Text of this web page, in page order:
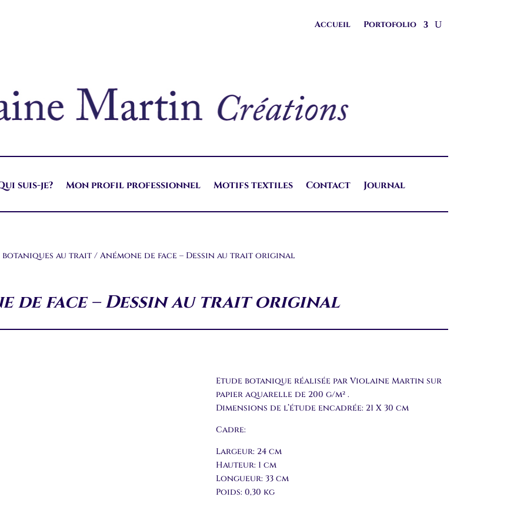
Accueil Portofolio
suis-je? Mon profil professionnel Motifs textiles Contact Journal
botaniques au trait / Anémone de face – Dessin au trait original
de face – Dessin au trait original
Etude botanique réalisée par Violaine Martin sur
papier aquarelle de 200 g/m² .
Dimensions de l’étude encadrée: 21 X 30 cm
Cadre:
Largeur: 24 cm
Hauteur: 1 cm
Longueur: 33 cm
Poids: 0,30 kg